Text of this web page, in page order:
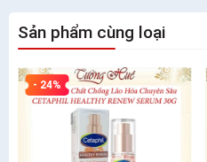
Sản phẩm cùng loại
- 24%